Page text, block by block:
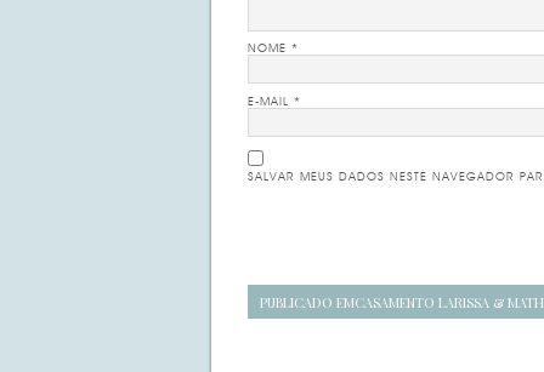
NOME *
E-MAIL *
SALVAR MEUS DADOS NESTE NAVEGADOR
Navegação
PUBLICADO EMCASAMENTO LARISSA &